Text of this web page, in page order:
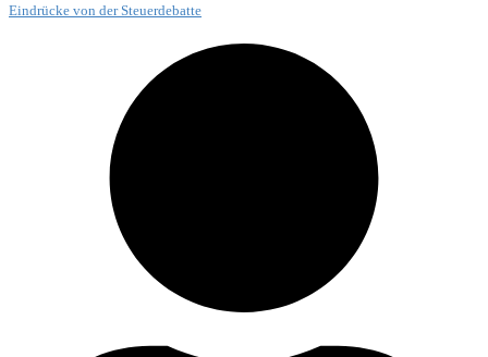
Eindrücke von der Steuerdebatte